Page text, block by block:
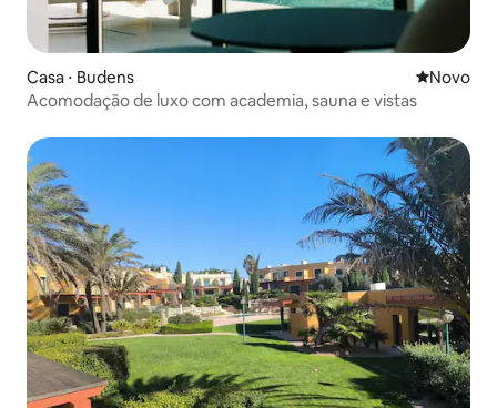
Casa ⋅ Budens Novo
Novo
Acomodação de luxo com academia, sauna e vistas